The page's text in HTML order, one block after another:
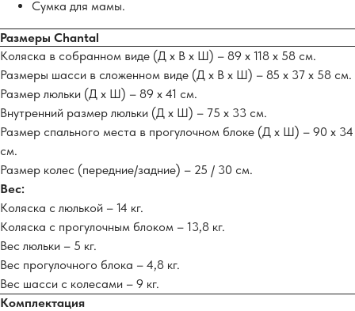
Сумка для мамы.
Размеры Chantal
Коляска в собранном виде (Д х В х Ш) – 89 х 118 х 58 см.
Размеры шасси в сложенном виде (Д х В х Ш) – 85 х 37 х 58 см.
Размер люльки (Д х Ш) – 89 х 41 см.
Внутренний размер люльки (Д х Ш) – 75 х 33 см.
Размер спального места в прогулочном блоке (Д х Ш) – 90 х 34
см.
Размер колес (передние/задние) – 25 / 30 см.
Вес:
Коляска с люлькой – 14 кг.
Коляска с прогулочным блоком – 13,8 кг.
Вес люльки – 5 кг.
Вес прогулочного блока – 4,8 кг.
Вес шасси с колесами – 9 кг.
Комплектация